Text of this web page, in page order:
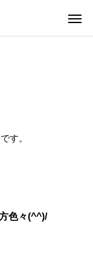
す。
色々(^^)/